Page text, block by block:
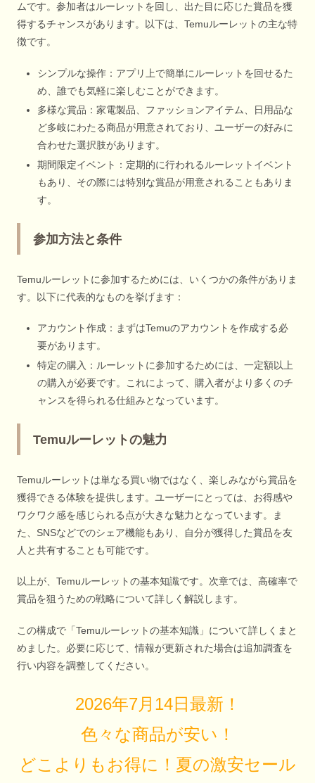
ムです。参加者はルーレットを回し、出た目に応じた賞品を獲
得するチャンスがあります。以下は、Temuルーレットの主な特
徴です。
シンプルな操作：アプリ上で簡単にルーレットを回せるた
め、誰でも気軽に楽しむことができます。
多様な賞品：家電製品、ファッションアイテム、日用品な
ど多岐にわたる商品が用意されており、ユーザーの好みに
合わせた選択肢があります。
期間限定イベント：定期的に行われるルーレットイベント
もあり、その際には特別な賞品が用意されることもありま
す。
参加方法と条件
Temuルーレットに参加するためには、いくつかの条件がありま
す。以下に代表的なものを挙げます：
アカウント作成：まずはTemuのアカウントを作成する必
要があります。
特定の購入：ルーレットに参加するためには、一定額以上
の購入が必要です。これによって、購入者がより多くのチ
ャンスを得られる仕組みとなっています。
Temuルーレットの魅力
Temuルーレットは単なる買い物ではなく、楽しみながら賞品を
獲得できる体験を提供します。ユーザーにとっては、お得感や
ワクワク感を感じられる点が大きな魅力となっています。ま
た、SNSなどでのシェア機能もあり、自分が獲得した賞品を友
人と共有することも可能です。
以上が、Temuルーレットの基本知識です。次章では、高確率で
賞品を狙うための戦略について詳しく解説します。
この構成で「Temuルーレットの基本知識」について詳しくまと
めました。必要に応じて、情報が更新された場合は追加調査を
行い内容を調整してください。
2026年7月14日最新！
色々な商品が安い！
どこよりもお得に！夏の激安セール